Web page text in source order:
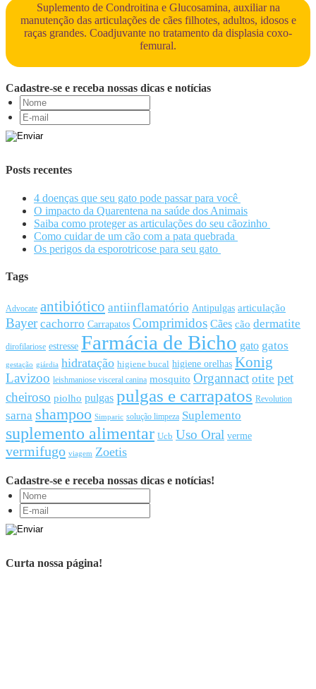
Suplemento de Condroitina e Glucosamina, auxiliar na
manutenção das articulações de cães filhotes, adultos, idosos e
raças grandes. Coadjuvante no tratamento da displasia coxo-
femural.
Cadastre-se e receba nossas dicas e notícias
Posts recentes
4 doenças que seu gato pode passar para você
O impacto da Quarentena na saúde dos Animais
Saiba como proteger as articulações do seu cãozinho
Como cuidar de um cão com a pata quebrada
Os perigos da esporotricose para seu gato
Tags
Advocate antibiótico antiinflamatório Antipulgas articulação
Bayer cachorro Carrapatos Comprimidos Cães cão dermatite
dirofilariose estresse Farmácia de Bicho gato gatos
gestação giárdia hidratação higiene bucal higiene orelhas Konig
Lavizoo leishmaniose visceral canina mosquito Organnact otite pet
cheiroso piolho pulgas pulgas e carrapatos Revolution
sarna shampoo Simparic solução limpeza Suplemento
suplemento alimentar Ucb Uso Oral verme
vermifugo viagem Zoetis
Cadastre-se e receba nossas dicas e notícias!
Curta nossa página!